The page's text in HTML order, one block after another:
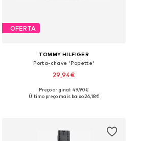
OFERTA
TOMMY HILFIGER
Porta-chave 'Popette'
29,94€
Tamanhos disponíveis: One Size
Preço original: 49,90€
Último preço mais baixo:26,18€